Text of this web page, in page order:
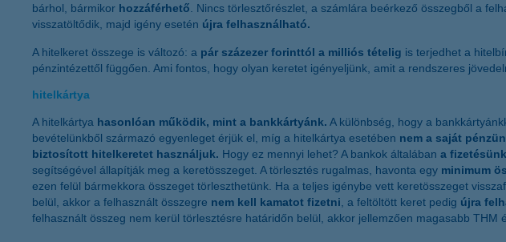
bárhol, bármikor hozzáférhető. Nincs törlesztőrészlet, a számlára beérkező összegből a
visszatöltődik, majd igény esetén újra felhasználható.
A hitelkeret összege is változó: a pár százezer forinttól a milliós tételig is terjedhet a
pénzintézettől függően. Ami fontos, hogy olyan keretet igényeljünk, amit a rendszeres
hitelkártya
A hitelkártya hasonlóan működik, mint a bankkártyánk. A különbség, hogy a
bevételünkből származó egyenleget érjük el, míg a hitelkártya esetében nem a saját
biztosított hitelkeretet használjuk. Hogy ez mennyi lehet? A bankok általában a fizetésünk
segítségével állapítják meg a keretösszeget. A törlesztés rugalmas, havonta egy minimum
ezen felül bármekkora összeget törleszthetünk. Ha a teljes igénybe vett keretösszeget
belül, akkor a felhasznált összegre nem kell kamatot fizetni, a feltöltött keret pedig újra
felhasznált összeg nem kerül törlesztésre határidőn belül, akkor jellemzően magasabb THM